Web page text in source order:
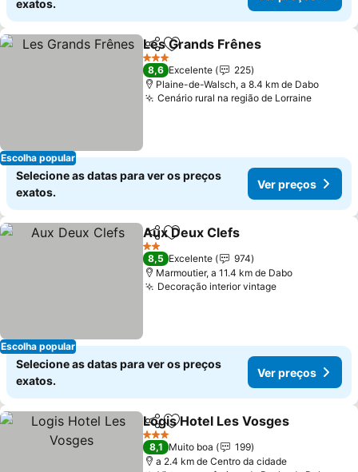
exatos.
Escolha popular
PartilharAdicionar aos favoritos
Les Grands Frênes
3 Estrelas
8,6 Excelente
225
Plaine-de-Walsch, a 8.4 km de Dabo
Cenário rural na região de Lorraine
Selecione as datas para ver os preços
exatos.
Ver preços
Escolha popular
PartilharAdicionar aos favoritos
Aux Deux Clefs
2 Estrelas
8,5 Excelente
974
Marmoutier, a 11.4 km de Dabo
Decoração interior vintage
Selecione as datas para ver os preços
exatos.
Ver preços
PartilharAdicionar aos favoritos
Logis Hotel Les Vosges
3 Estrelas
8,1 Muito boa
199
a 2.4 km de Centro da cidade